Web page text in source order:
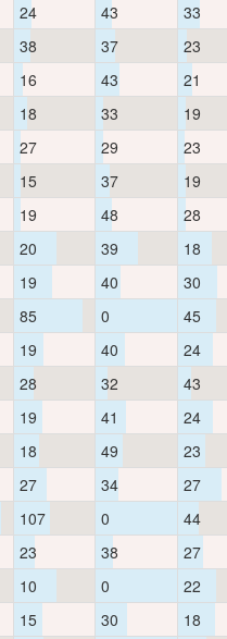
24 43 33
38 37 23
16 43 21
18 33 19
27 29 23
15 37 19
19 48 28
20 39 18
19 40 30
85 0 45
19 40 24
28 32 43
19 41 24
18 49 23
27 34 27
107 0 44
23 38 27
10 0 22
15 30 18